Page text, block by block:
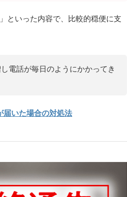
」といった内容で、比較的穏便に支
電話が毎日のようにかかってき
届いた場合の対処法